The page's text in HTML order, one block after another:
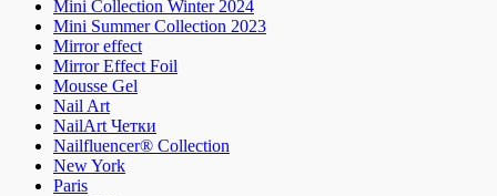
Mini Collection Winter 2024
Mini Summer Collection 2023
Mirror effect
Mirror Effect Foil
Mousse Gel
Nail Art
NailArt Четки
Nailfluencer® Collection
New York
Paris